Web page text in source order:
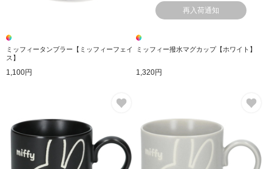
ミッフィータンブラー【ミッフィーフェイ
ス】
1,100円
再入荷通知
ミッフィー撥水マグカップ【ホワイト】
1,320円